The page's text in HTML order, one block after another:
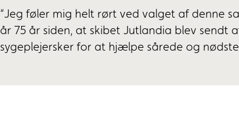
“Jeg føler mig helt rørt ved valget af denne
år 75 år siden, at skibet Jutlandia blev sendt
sygeplejersker for at hjælpe sårede og